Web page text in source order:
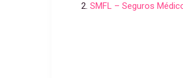
SMFL – Seguros